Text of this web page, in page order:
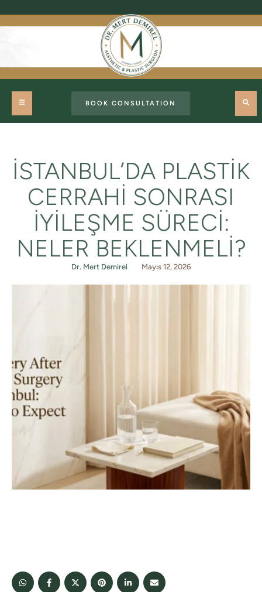
BOOK CONSULTATION
İSTANBUL’DA PLASTIK
CERRAHI SONRASI
İYILEŞME SÜRECI:
NELER BEKLENMELI?
Dr. Mert Demirel Mayıs 12, 2026